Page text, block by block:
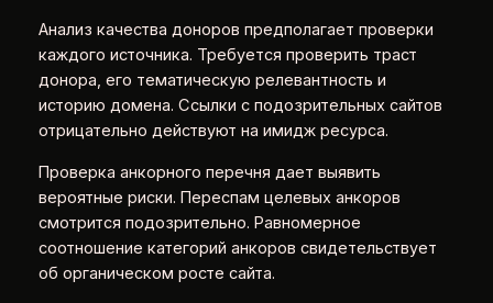
Анализ качества доноров предполагает проверки
каждого источника. Требуется проверить траст
донора, его тематическую релевантность и
историю домена. Ссылки с подозрительных сайтов
отрицательно действуют на имидж ресурса.
Проверка анкорного перечня дает выявить
вероятные риски. Переспам целевых анкоров
смотрится подозрительно. Равномерное
соотношение категорий анкоров свидетельствует
об органическом росте сайта.